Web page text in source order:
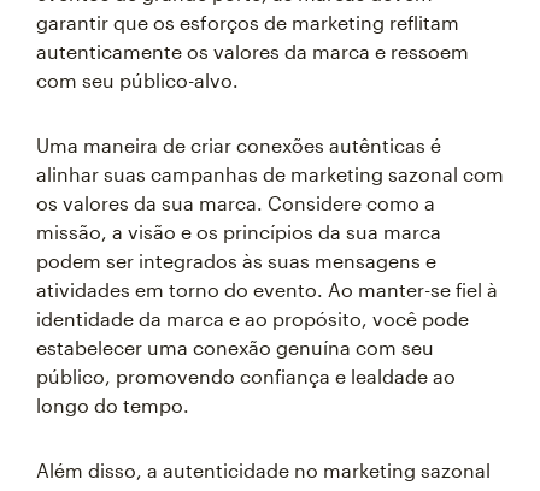
garantir que os esforços de marketing reflitam
autenticamente os valores da marca e ressoem
com seu público-alvo.
Uma maneira de criar conexões autênticas é
alinhar suas campanhas de marketing sazonal com
os valores da sua marca. Considere como a
missão, a visão e os princípios da sua marca
podem ser integrados às suas mensagens e
atividades em torno do evento. Ao manter-se fiel à
identidade da marca e ao propósito, você pode
estabelecer uma conexão genuína com seu
público, promovendo confiança e lealdade ao
longo do tempo.
Além disso, a autenticidade no marketing sazonal